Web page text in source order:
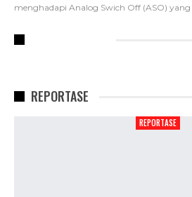
menghadapi Analog Swich Off (ASO)
REPORTASE
REPORTASE